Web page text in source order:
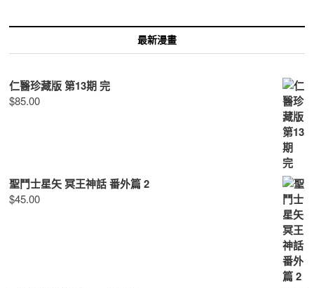
最新漫畫
仁醫珍藏版 第13期 完
$85.00
聖鬥士星矢 冥王神話 番外篇 2
$45.00